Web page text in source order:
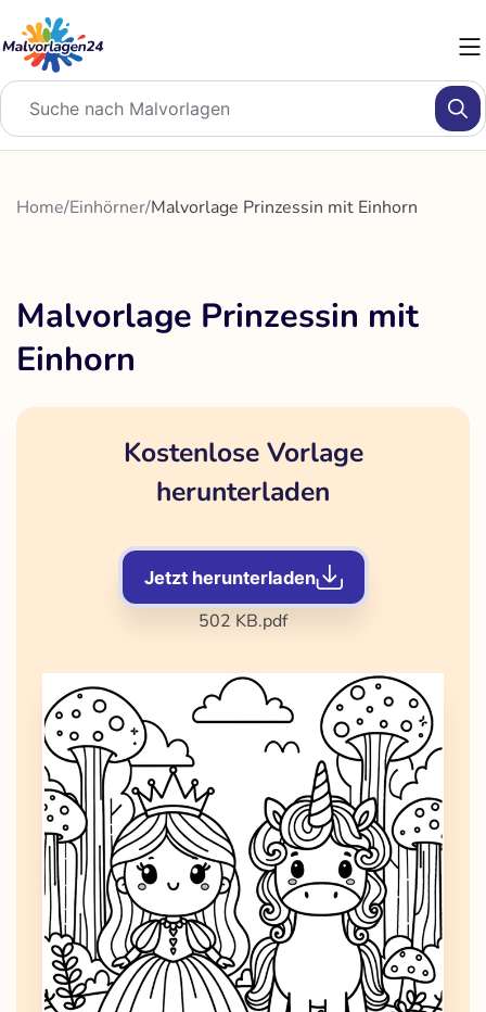
Inhalt
springen
Home/Einhörner/Malvorlage Prinzessin mit Einhorn
Malvorlage Prinzessin mit
Einhorn
Kostenlose Vorlage
herunterladen
Jetzt herunterladen
502 KB.pdf